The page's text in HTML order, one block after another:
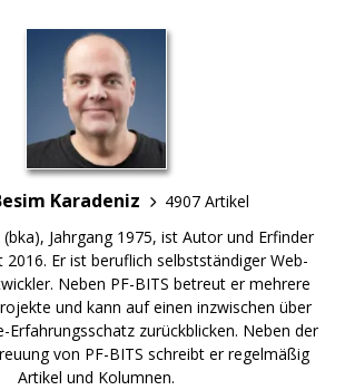
Karadeniz
4907 Artikel
Jahrgang 1975, ist Autor und Erfinder
2016. Er ist beruflich selbstständiger Web-
Neben PF-BITS betreut er mehrere
und kann auf einen inzwischen über
Erfahrungsschatz zurückblicken. Neben der
von PF-BITS schreibt er regelmäßig
Artikel und Kolumnen.